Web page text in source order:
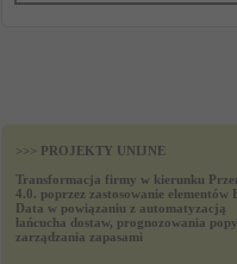
>>> PROJEKTY UNIJNE
Transformacja firmy w kierunku
4.0. poprzez zastosowanie elementów
Data w powiązaniu z automatyzacją
łańcucha dostaw, prognozowania
zarządzania zapasami